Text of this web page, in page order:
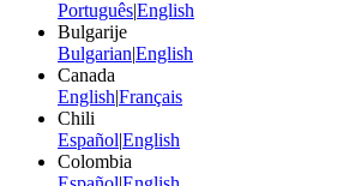
Português|English
Bulgarije
Bulgarian|English
Canada
English|Français
Chili
Español|English
Colombia